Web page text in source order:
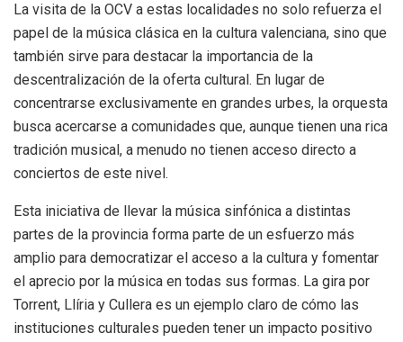
La visita de la OCV a estas localidades no solo refuerza el
papel de la música clásica en la cultura valenciana, sino que
también sirve para destacar la importancia de la
descentralización de la oferta cultural. En lugar de
concentrarse exclusivamente en grandes urbes, la orquesta
busca acercarse a comunidades que, aunque tienen una rica
tradición musical, a menudo no tienen acceso directo a
conciertos de este nivel.
Esta iniciativa de llevar la música sinfónica a distintas
partes de la provincia forma parte de un esfuerzo más
amplio para democratizar el acceso a la cultura y fomentar
el aprecio por la música en todas sus formas. La gira por
Torrent, Llíria y Cullera es un ejemplo claro de cómo las
instituciones culturales pueden tener un impacto positivo